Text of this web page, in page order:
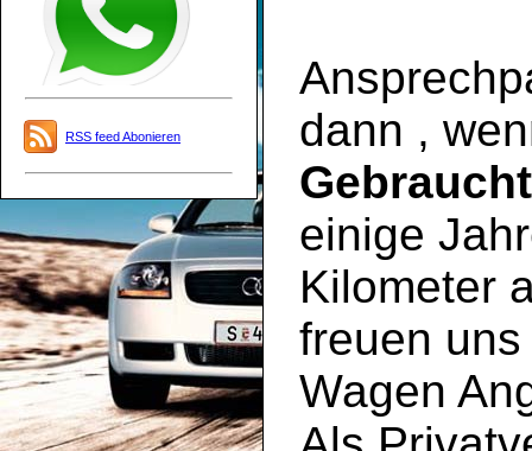
RSS feed Abonieren
dann ,
einige
Kilometer
freuen
Wagen